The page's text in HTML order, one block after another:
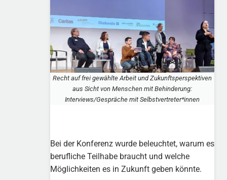
Recht auf frei gewählte Arbeit und Zukunftsperspektiven
aus Sicht von Menschen mit Behinderung:
Interviews/Gespräche mit Selbstvertreter*innen
Bei der Konferenz wurde beleuchtet, warum es
berufliche Teilhabe braucht und welche
Möglichkeiten es in Zukunft geben könnte.